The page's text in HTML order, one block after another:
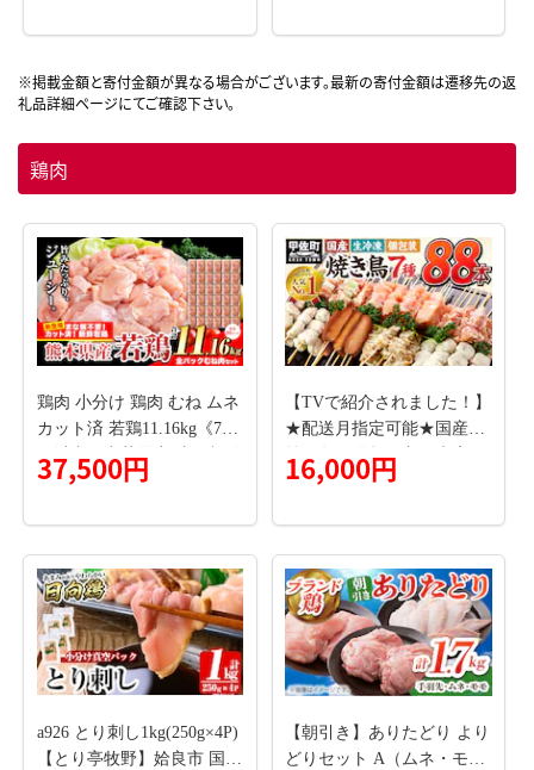
鶏肉
鶏肉 小分け 鶏肉 むね ムネ
カット済 若鶏11.16kg《7-14
日以内に出荷予定(土日祝除
く)》---ubuyama_lcl_516_11
37,500円
【TVで紹介されました！】
★配送月指定可能★国産の
焼き鳥★縁起が良い末広が
り88本★国産 焼きとりセッ
本 【価格改定XA】 - 国産
焼き鳥 焼鳥 セット モモ ネ
ギま 皮 ムネ つくね ニラ B
BQ バーベキュー キャンプ
おつまみ お弁当 やきとり
個包装 小分け 冷凍 人気 お
寄せ 熊本県 甲佐町
16,000円
a926 とり刺し1kg(250g×4P)
【とり亭牧野】姶良市 国産
【朝引き】ありたどり より
どりセット A（ムネ・モ